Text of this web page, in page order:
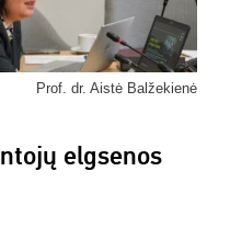
Prof. dr. Aistė Balžekienė
elgsenos